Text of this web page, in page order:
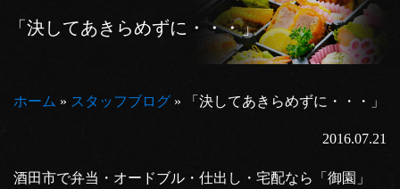
「決してあきらめずに・・・」
ホーム » スタッフブログ » 「決してあきらめずに・・・」
2016.07.21
酒田市で弁当・オードブル・仕出し・宅配なら「御園」